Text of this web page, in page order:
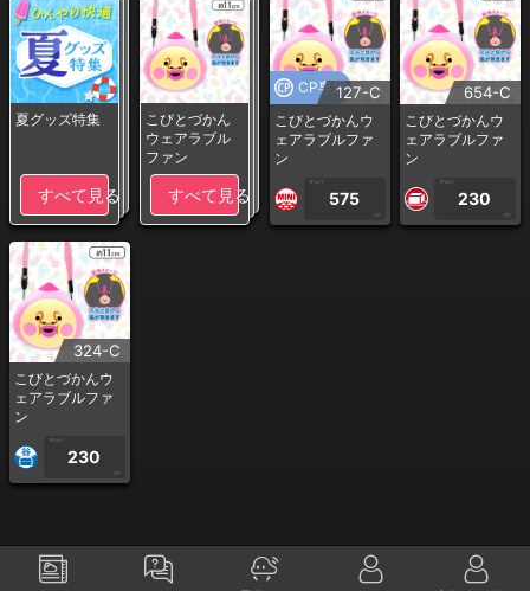
夏グッズ特集
すべて見る
こびとづかん
ウェアラブル
ファン
すべて見る
CP専用127-C
こびとづかんウ
ェアラブルファ
ン
1PLAY
575
CP
654-C
こびとづかんウ
ェアラブルファ
ン
1PLAY
230
CP
324-C
こびとづかんウ
ェアラブルファ
ン
1PLAY
230
CP